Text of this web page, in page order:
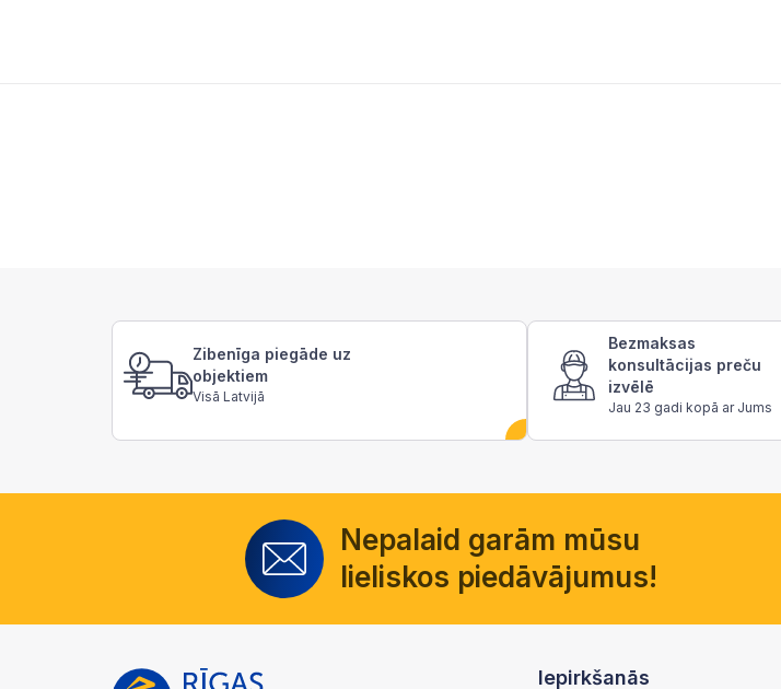
Zibenīga piegāde uz
objektiem
Visā Latvijā
Bezmaksas
konsultācijas preču
izvēlē
Jau 23 gadi kopā ar Jums
Nepalaid garām mūsu
lieliskos piedāvājumus!
Iepirkšanās